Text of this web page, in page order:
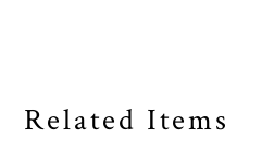
Related Items